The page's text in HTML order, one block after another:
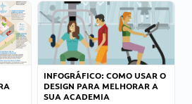
INFOGRÁFICO: COMO USAR O
DESIGN PARA MELHORAR A
SUA ACADEMIA